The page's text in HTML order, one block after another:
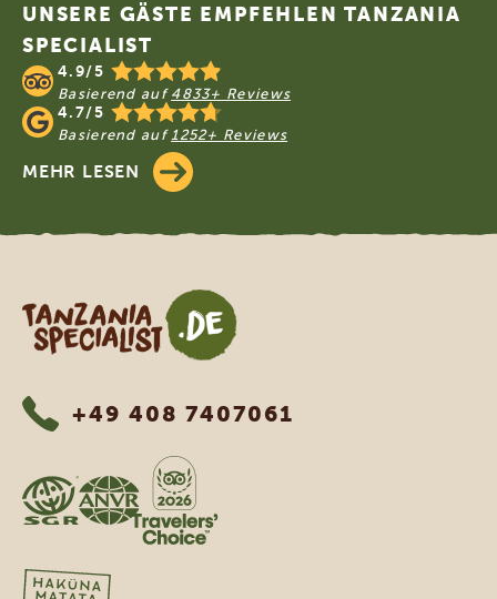
UNSERE GÄSTE EMPFEHLEN TANZANIA
SPECIALIST
4.9/5
Basierend auf 4833+ Reviews
4.7/5
Basierend auf 1252+ Reviews
MEHR LESEN
Tanzania Specialist
+49 408 7407061